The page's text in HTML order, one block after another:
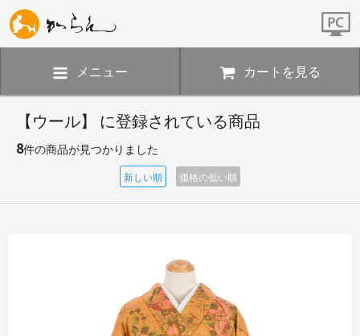
メニュー カートを見る
【ウール】 に登録されている商品
8件の商品が見つかりました
新しい順 価格の低い順